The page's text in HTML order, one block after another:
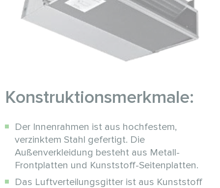
Konstruktionsmerkmale:
Der Innenrahmen ist aus hochfestem,
verzinktem Stahl gefertigt. Die
Außenverkleidung besteht aus Metall-
Frontplatten und Kunststoff-Seitenplatten.
Das Luftverteilungsgitter ist aus Kunststoff